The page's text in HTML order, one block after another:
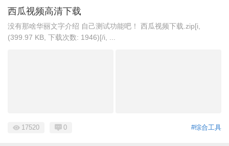
西瓜视频高清下载
没有那啥华丽文字介绍 自己测试功能吧！ 西瓜视频下载.zip[i,
(399.97 KB, 下载次数: 1946)[/i, ...
#综合工具
17520 0